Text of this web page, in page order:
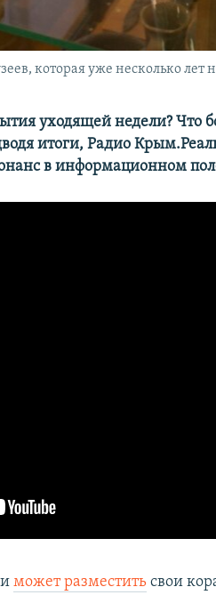
которая уже несколько лет
уходящей недели? Что
итоги, Радио
в информационном
может разместить свои